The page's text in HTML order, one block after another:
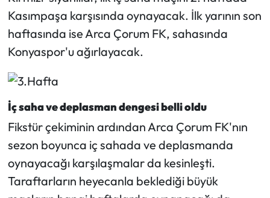
Kasımpaşa karşısında oynayacak. İlk yarının son
haftasında ise Arca Çorum FK, sahasında
Konyaspor'u ağırlayacak.
İç saha ve deplasman dengesi belli oldu
Fikstür çekiminin ardından Arca Çorum FK'nın
sezon boyunca iç sahada ve deplasmanda
oynayacağı karşılaşmalar da kesinleşti.
Taraftarların heyecanla beklediği büyük